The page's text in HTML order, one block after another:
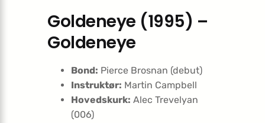
Goldeneye (1995) –
Goldeneye
Bond: Pierce Brosnan (debut)
Instruktør: Martin Campbell
Hovedskurk: Alec Trevelyan
(006)